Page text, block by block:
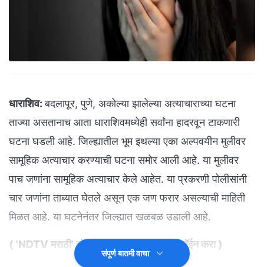
धाराशिव: बदलापूर, पुणे, अकोल्या झालेल्या अत्याचाराच्या घटना
ताज्या असतानाच आता धाराशिवमध्येही सर्वांना हादरवून टाकणारी
घटना घडली आहे. जिल्ह्यातील भूम इथल्या एका अल्पवयीन मुलीवर
सामूहिक अत्याचार करण्याची घटना समोर आली आहे. या मुलीवर
पाच जणांना सामूहिक अत्याचार केले आहेत. या प्रकरणी पोलीसांनी
चार जणांना ताब्यात घेतले असून एक जण फरार असल्याची माहिती
मिळत आहे. या घटनेनंतर जिल्ह्यात खळबळ उडाली आहे.
( 'NDTV मराठी' चं अधिकृत व्हॉट्सअ‍ॅप चॅनल जॉईन करा)
संपूर्ण बातमी वाचा